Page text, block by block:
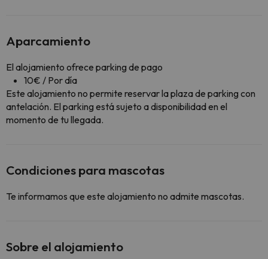
Aparcamiento
El alojamiento ofrece parking de pago
10€ / Por día
Este alojamiento no permite reservar la plaza de parking con
antelación. El parking está sujeto a disponibilidad en el
momento de tu llegada.
Condiciones para mascotas
Te informamos que este alojamiento no admite mascotas.
Sobre el alojamiento